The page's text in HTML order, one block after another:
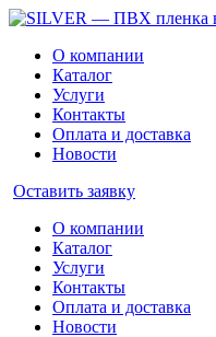
О компании
Каталог
Услуги
Контакты
Оплата и доставка
Новости
Оставить заявку
О компании
Каталог
Услуги
Контакты
Оплата и доставка
Новости